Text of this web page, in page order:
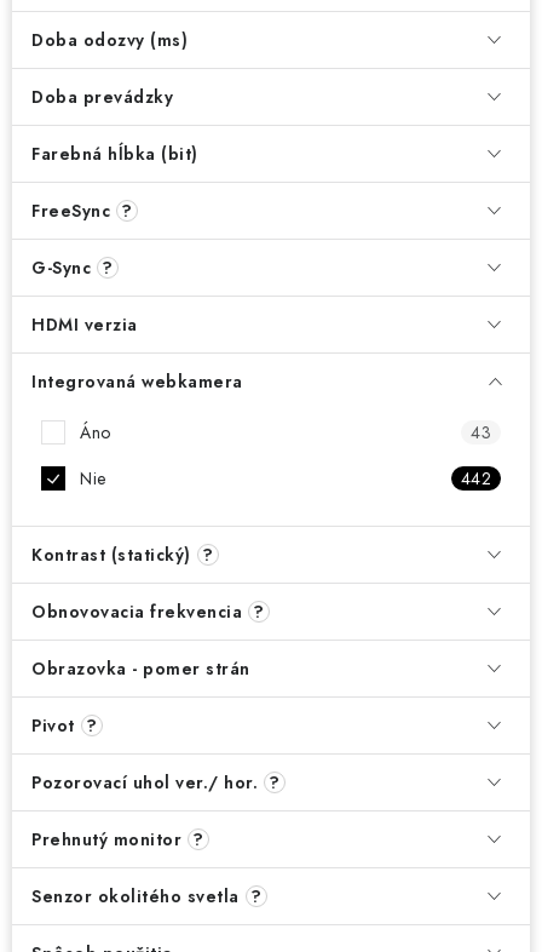
Doba odozvy (ms)
Doba prevádzky
Farebná hĺbka (bit)
FreeSync ?
G-Sync ?
HDMI verzia
Integrovaná webkamera
Áno
43
Nie
442
Kontrast (statický) ?
Obnovovacia frekvencia ?
Obrazovka - pomer strán
Pivot ?
Pozorovací uhol ver./ hor. ?
Prehnutý monitor ?
Senzor okolitého svetla ?